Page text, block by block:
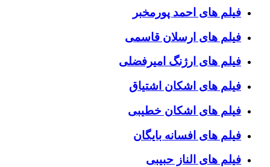
فیلم های احمد پورمخبر
فیلم های ارسلان قاسمی
فیلم های ارژنگ امیرفضلی
فیلم های اشکان اشتیاق
فیلم های اشکان خطیبی
فیلم های افسانه بایگان
فیلم های الناز حبیبی